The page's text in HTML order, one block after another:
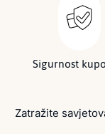
Sigurnost
Zatražite